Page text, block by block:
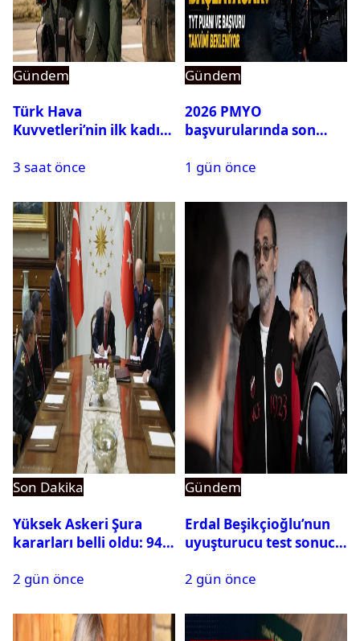
Gündem
Türk Hava
Kuvvetleri’nin ilk kadın
Karapınar hakkında
ortaya çıktı
3 saat önce
Gündem
2026 PMYO
başvurularında son
1 gün önce
Son Dakika
Yüksek Askeri Şura
kararları belli oldu: 94
2 gün önce
Gündem
Erdal Beşikçioğlu’nun
uyuşturucu test sonucu
2 gün önce